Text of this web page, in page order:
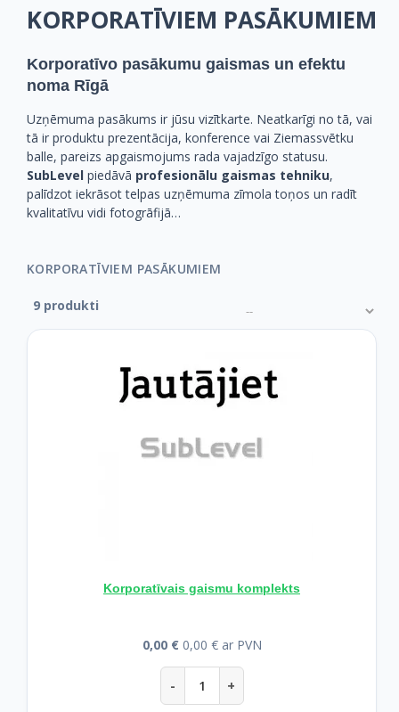
KORPORATĪVIEM PASĀKUMIEM
Korporatīvo pasākumu gaismas un efektu
noma Rīgā
Uzņēmuma pasākums ir jūsu vizītkarte. Neatkarīgi no tā, vai
tā ir produktu prezentācija, konference vai Ziemassvētku
balle, pareizs apgaismojums rada vajadzīgo statusu.
SubLevel piedāvā profesionālu gaismas tehniku,
palīdzot iekrāsot telpas uzņēmuma zīmola toņos un radīt
kvalitatīvu vidi fotogrāfijā…
KORPORATĪVIEM PASĀKUMIEM
9 produkti
Korporatīvais gaismu komplekts
0,00 € 0,00 € ar PVN
- +